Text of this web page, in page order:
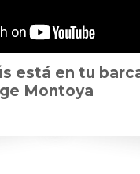
está en tu
Montoya